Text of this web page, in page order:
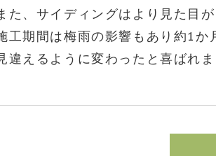
た、サイディングはより見た目
工期間は梅雨の影響もあり約1か
違えるように変わったと喜ばれま